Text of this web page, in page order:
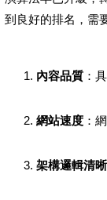
到良好的排名，需
內容品質 ：
網站速度 ：
架構邏輯清晰